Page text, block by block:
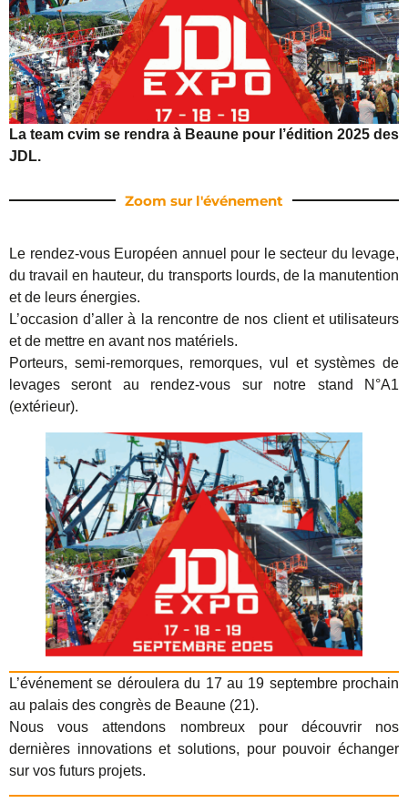
La team cvim se rendra à Beaune pour l’édition 2025 des
JDL.
Zoom sur l'événement
Le rendez-vous Européen annuel pour le secteur du levage,
du travail en hauteur, du transports lourds, de la manutention
et de leurs énergies.
L’occasion d’aller à la rencontre de nos client et utilisateurs
et de mettre en avant nos matériels.
Porteurs, semi-remorques, remorques, vul et systèmes de
levages seront au rendez-vous sur notre stand N°A1
(extérieur).
L’événement se déroulera du 17 au 19 septembre prochain
au palais des congrès de Beaune (21).
Nous vous attendons nombreux pour découvrir nos
dernières innovations et solutions, pour pouvoir échanger
sur vos futurs projets.